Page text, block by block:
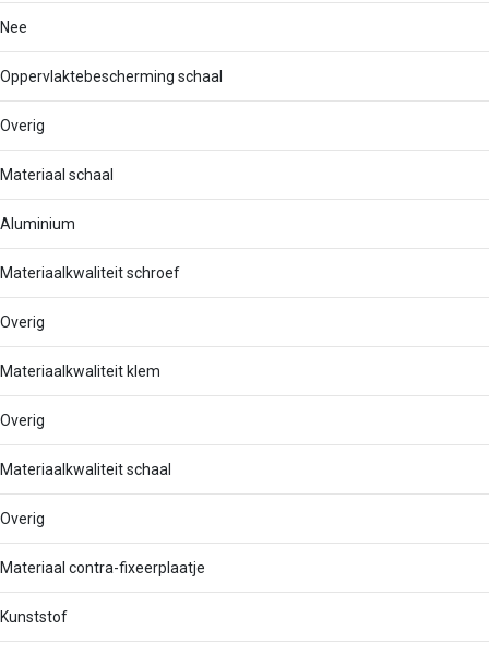
Nee
Oppervlaktebescherming schaal
Overig
Materiaal schaal
Aluminium
Materiaalkwaliteit schroef
Overig
Materiaalkwaliteit klem
Overig
Materiaalkwaliteit schaal
Overig
Materiaal contra-fixeerplaatje
Kunststof